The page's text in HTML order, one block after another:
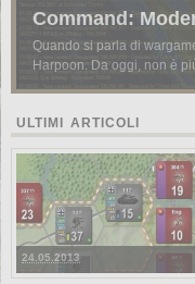
Command:
Quando si parla di
Harpoon. Da oggi, non è
ULTIMI ARTICOLI
24.05.2013